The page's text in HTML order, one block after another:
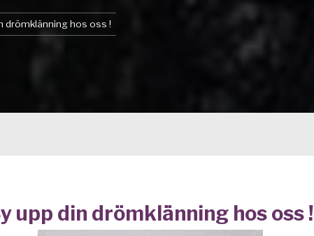
drömklänning hos oss !
upp din drömklänning hos oss !